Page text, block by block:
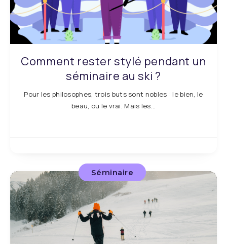
Comment rester stylé pendant un
séminaire au ski ?
Pour les philosophes, trois buts sont nobles : le bien, le
beau, ou le vrai. Mais les…
Séminaire